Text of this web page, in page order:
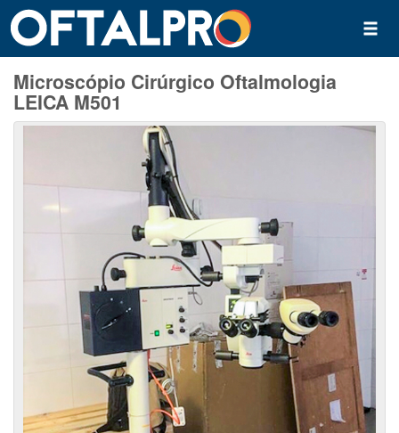
Microscópio Cirúrgico Oftalmologia
LEICA M501